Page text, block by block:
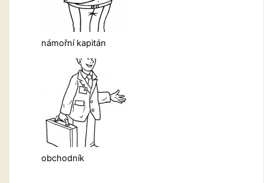
námořní kapitán
obchodník